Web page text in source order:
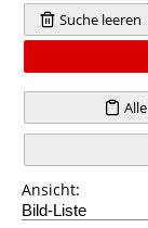
Suche leeren
Ansicht: